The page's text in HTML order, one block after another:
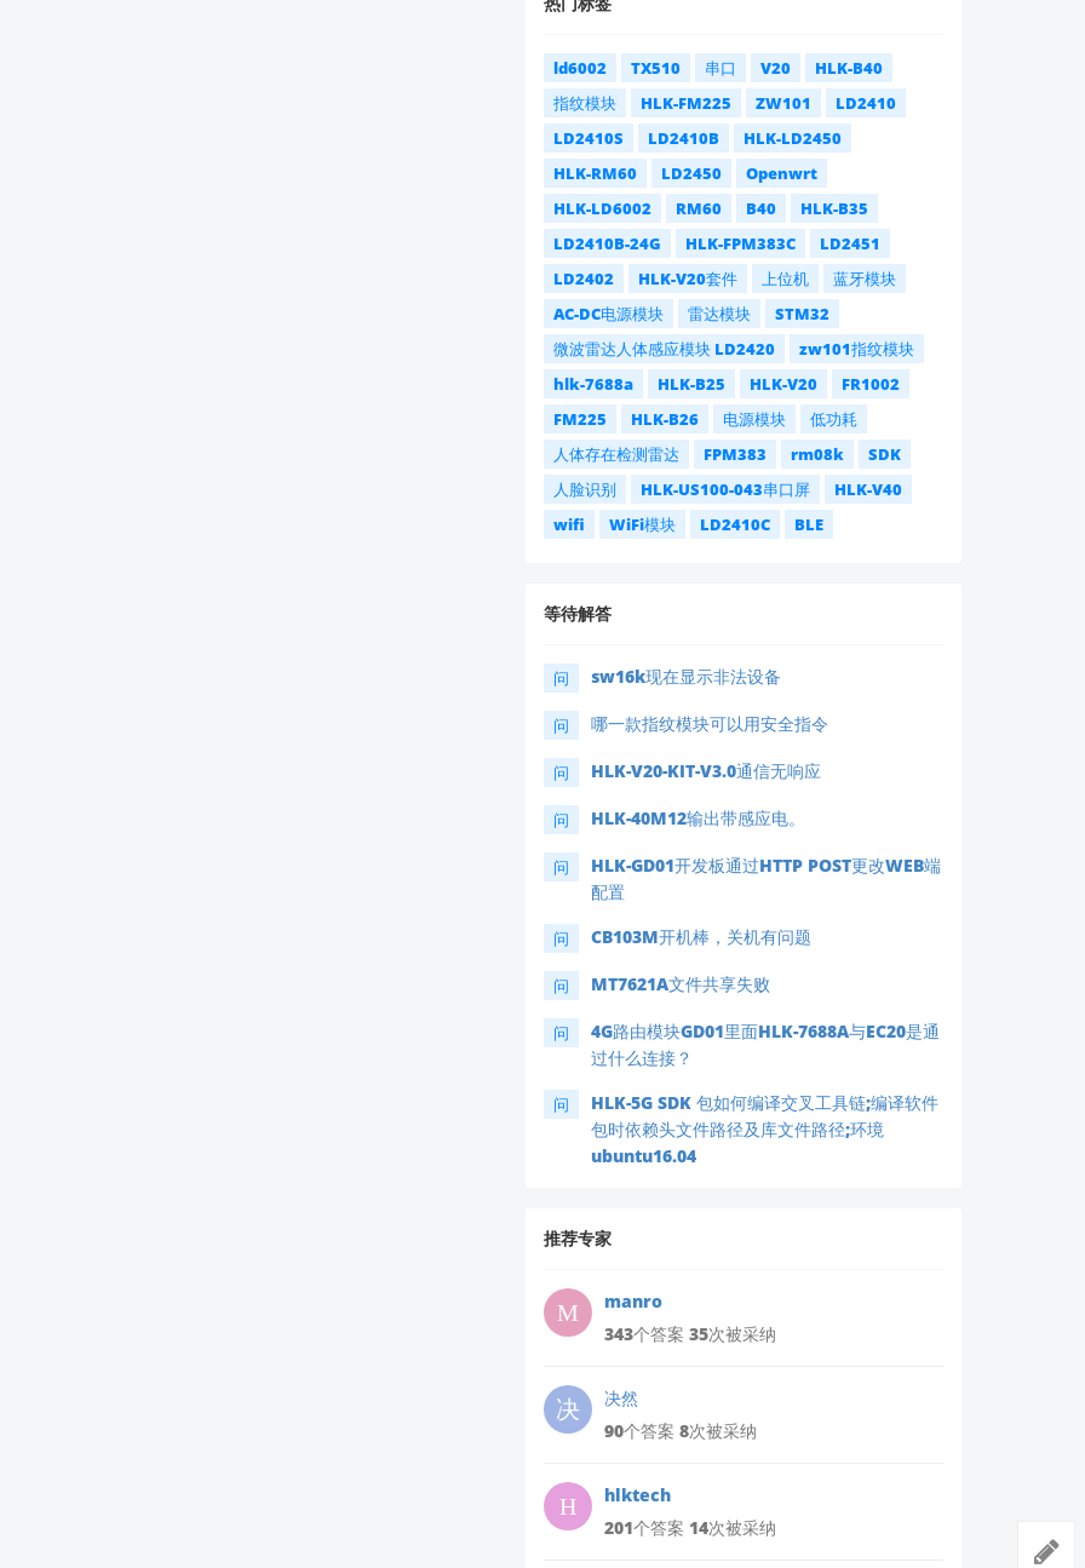
ld6002 TX510 串口 V20
HLK-B40
指纹模块
HLK-FM225 ZW101
LD2410
LD2410S
LD2410B
HLK-LD2450
HLK-RM60
LD2450
Openwrt
HLK-LD6002
RM60 B40
HLK-B35
LD2410B-24G
HLK-FPM383C
LD2451
LD2402
HLK-V20套件 上位机
蓝牙模块
AC-DC电源模块
雷达模块
STM32
微波雷达人体感应模块 LD2420
zw101指纹模块
hlk-7688a
HLK-B25 HLK-V20
FR1002
FM225
HLK-B26 电源模块
低功耗
人体存在检测雷达
FPM383 rm08k
SDK
人脸识别
HLK-US100-043串口屏
HLK-V40
wifi
WiFi模块 LD2410C BLE
等待解答
问 sw16k现在显示非法设备
问 哪一款指纹模块可以用安全指令
问 HLK-V20-KIT-V3.0通信无响应
问 HLK-40M12输出带感应电。
问
HLK-GD01开发板通过HTTP POST更改WEB端
配置
问 CB103M开机棒，关机有问题
问 MT7621A文件共享失败
问
4G路由模块GD01里面HLK-7688A与EC20是通
过什么连接？
问
HLK-5G SDK 包如何编译交叉工具链;编译软件
包时依赖头文件路径及库文件路径;环境
ubuntu16.04
推荐专家
manro
343个答案 35次被采纳
决然
90个答案 8次被采纳
hlktech
201个答案 14次被采纳